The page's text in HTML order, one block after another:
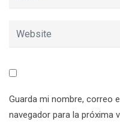
Guarda mi nombre, correo
navegador para la próxima